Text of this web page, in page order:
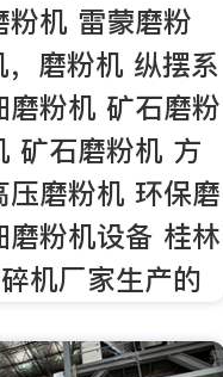
机 雷蒙磨粉
磨粉机 纵摆系
粉机 矿石磨粉
矿石磨粉机 方
磨粉机 环保磨
粉机设备 桂林
机厂家生产的